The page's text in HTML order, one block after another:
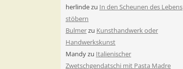
herlindezu In den Scheunen des Lebens
stöbern
Bulmerzu Kunsthandwerk oder
Handwerkskunst
Mandyzu Italienischer
Zwetschgendatschi mit Pasta Madre